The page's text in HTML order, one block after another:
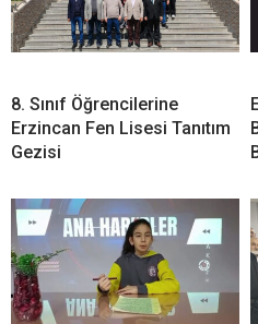
8. Sınıf Öğrencilerine
Erzincan Fen Lisesi Tanıtım
Gezisi